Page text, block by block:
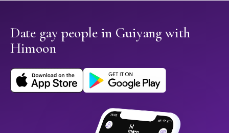
Date gay people in Guiyang with
Himoon